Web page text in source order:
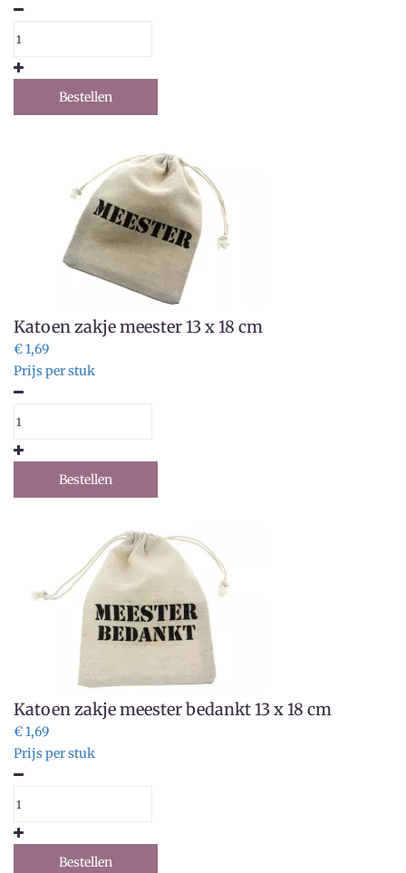
Bestellen
Katoen zakje meester 13 x 18 cm
€ 1,69
Prijs per stuk
Bestellen
Katoen zakje meester bedankt 13 x 18 cm
€ 1,69
Prijs per stuk
Bestellen